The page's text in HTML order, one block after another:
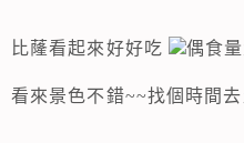
比蕯看起來好好吃 偶食
看來景色不錯~~找個時間